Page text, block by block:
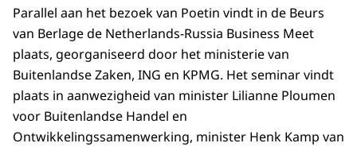
Parallel aan het bezoek van Poetin vindt in de Beurs
van Berlage de Netherlands-Russia Business Meet
plaats, georganiseerd door het ministerie van
Buitenlandse Zaken, ING en KPMG. Het seminar vindt
plaats in aanwezigheid van minister Lilianne Ploumen
voor Buitenlandse Handel en
Ontwikkelingssamenwerking, minister Henk Kamp van